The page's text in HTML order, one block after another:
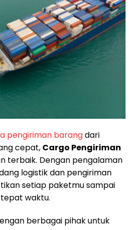
pengiriman barangdari
cepat, Cargo Pengiriman
terbaik. Dengan pengalaman
logistik dan pengiriman
setiap paketmu sampai
waktu.
berbagai pihak untuk